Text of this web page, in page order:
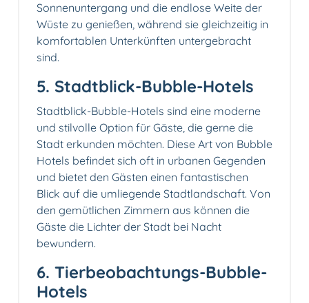
Sonnenuntergang und die endlose Weite der
Wüste zu genießen, während sie gleichzeitig in
komfortablen Unterkünften untergebracht
sind.
5. Stadtblick-Bubble-Hotels
Stadtblick-Bubble-Hotels sind eine moderne
und stilvolle Option für Gäste, die gerne die
Stadt erkunden möchten. Diese Art von Bubble
Hotels befindet sich oft in urbanen Gegenden
und bietet den Gästen einen fantastischen
Blick auf die umliegende Stadtlandschaft. Von
den gemütlichen Zimmern aus können die
Gäste die Lichter der Stadt bei Nacht
bewundern.
6. Tierbeobachtungs-Bubble-
Hotels